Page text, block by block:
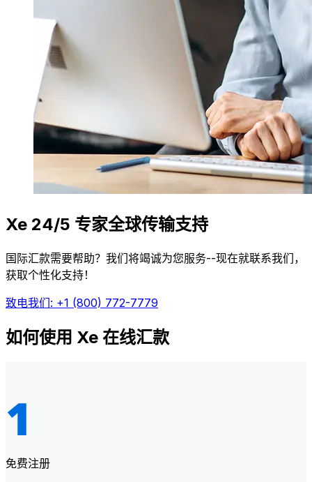
Xe 24/5 专家全球传输支持
国际汇款需要帮助？我们将竭诚为您服务--现在就联系我们，
获取个性化支持！
致电我们: +1 (800) 772-7779
如何使用 Xe 在线汇款
免费注册